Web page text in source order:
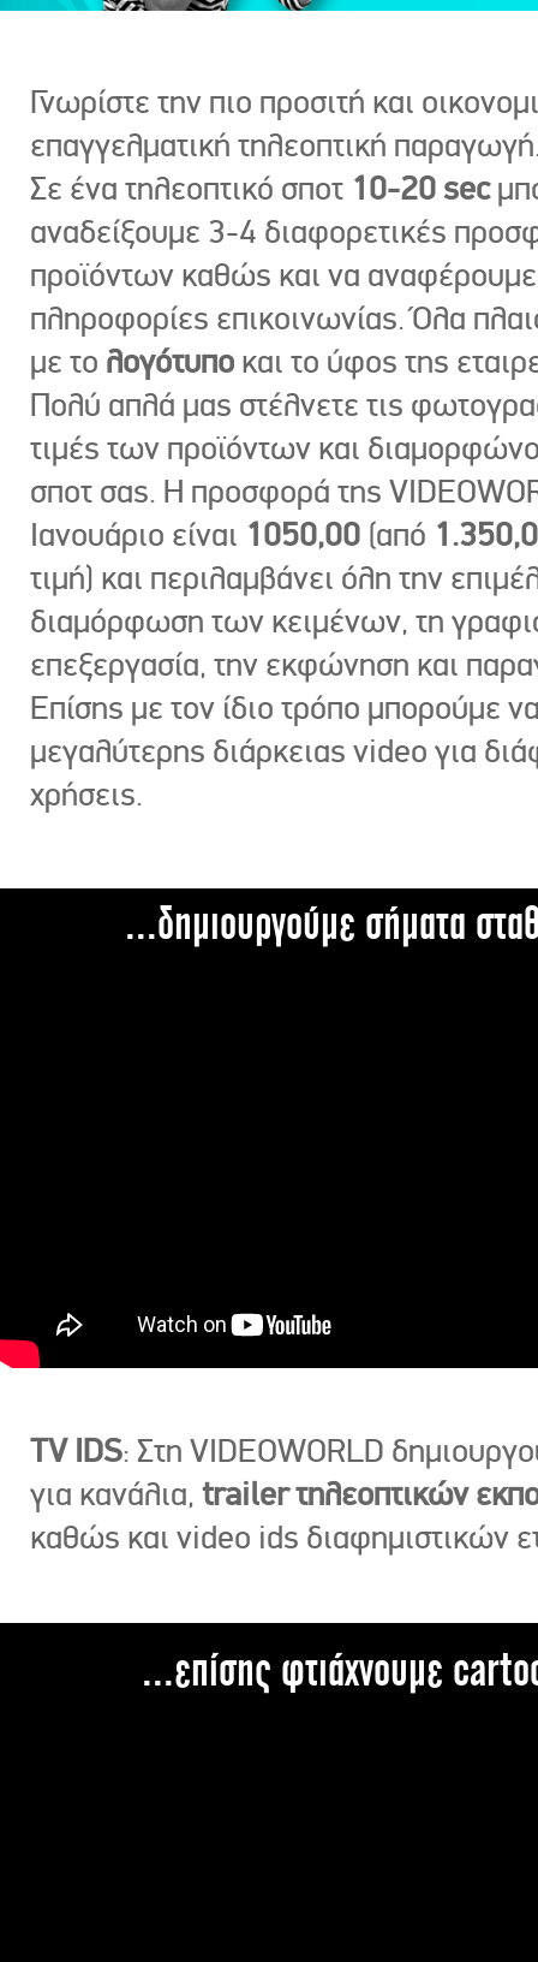
Γνωρίστε την πιο προσιτή και
επαγγελματική τηλεοπτική
Σε ένα τηλεοπτικό σποτ 10-20 sec
αναδείξουμε 3-4 διαφορετικές
προϊόντων καθώς και να
πληροφορίες επικοινωνίας. Όλα
με το λογότυπο και το ύφος της
Πολύ απλά μας στέλνετε τις
τιμές των προϊόντων και
σποτ σας. Η προσφορά της
Ιανουάριο είναι 1050,00 (από
τιμή) και περιλαμβάνει όλη την
διαμόρφωση των κειμένων, τη
επεξεργασία, την εκφώνηση και
Επίσης με τον ίδιο τρόπο μπορούμε
μεγαλύτερης διάρκειας video για
χρήσεις.
...δημιουργούμε σήματα
TV IDS: Στη VIDEOWORLD
για κανάλια, trailer τηλεοπτικών
καθώς και video ids διαφημιστικών
...επίσης φτιάχνουμε